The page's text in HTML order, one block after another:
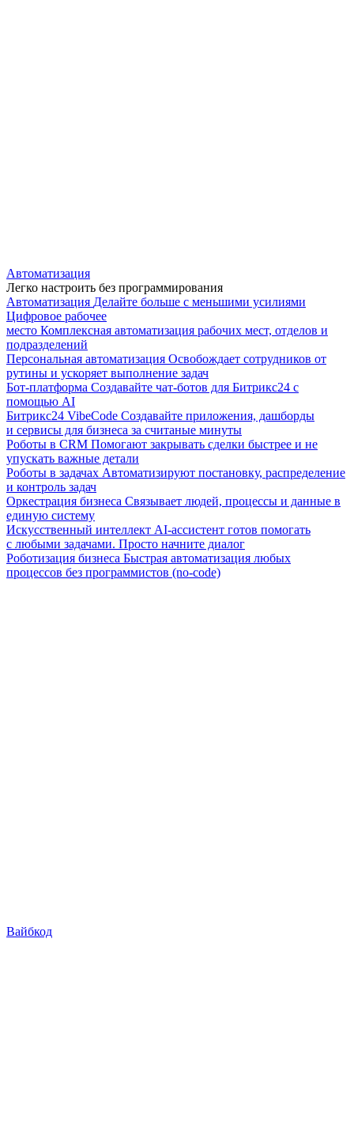
Автоматизация
Легко настроить без программирования
Автоматизация Делайте больше с меньшими усилиями
Цифровое рабочее
место Комплексная автоматизация рабочих мест, отделов и
подразделений
Персональная автоматизация Освобождает сотрудников от
рутины и ускоряет выполнение задач
Бот-платформа Создавайте чат-ботов для Битрикс24 с
помощью AI
Битрикс24 VibeCode Создавайте приложения, дашборды
и сервисы для бизнеса за считаные минуты
Роботы в CRM Помогают закрывать сделки быстрее и не
упускать важные детали
Роботы в задачах Автоматизируют постановку, распределение
и контроль задач
Оркестрация бизнеса Связывает людей, процессы и данные в
единую систему
Искусственный интеллект AI-ассистент готов помогать
с любыми задачами. Просто начните диалог
Роботизация бизнеса Быстрая автоматизация любых
процессов без программистов (no-code)
Вайбкод